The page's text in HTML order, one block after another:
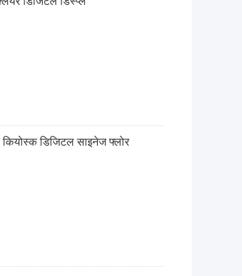
कियोस्क डिजिटल साइनेज फ्लोर